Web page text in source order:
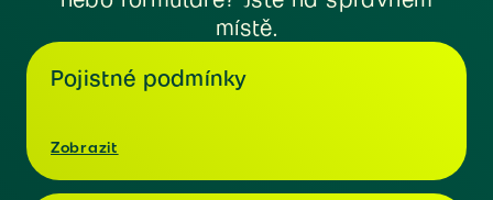
místě.
Pojistné podmínky
Zobrazit